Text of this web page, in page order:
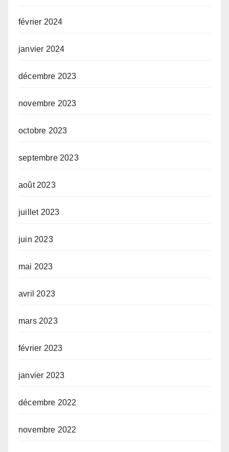
février 2024
janvier 2024
décembre 2023
novembre 2023
octobre 2023
septembre 2023
août 2023
juillet 2023
juin 2023
mai 2023
avril 2023
mars 2023
février 2023
janvier 2023
décembre 2022
novembre 2022